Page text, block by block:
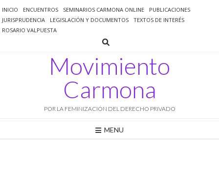
al
contenido
INICIO ENCUENTROS SEMINARIOS CARMONA ONLINE
PUBLICACIONES
JURISPRUDENCIA
LEGISLACIÓN Y DOCUMENTOS
TEXTOS DE INTERÉS
ROSARIO VALPUESTA
Movimiento
Carmona
POR LA FEMINIZACIÓN DEL DERECHO PRIVADO
MENU